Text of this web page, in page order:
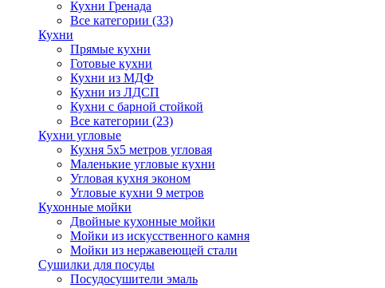
Кухни Гренада
Все категории (33)
Кухни
Прямые кухни
Готовые кухни
Кухни из МДФ
Кухни из ЛДСП
Кухни с барной стойкой
Все категории (23)
Кухни угловые
Кухня 5х5 метров угловая
Маленькие угловые кухни
Угловая кухня эконом
Угловые кухни 9 метров
Кухонные мойки
Двойные кухонные мойки
Мойки из искусственного камня
Мойки из нержавеющей стали
Сушилки для посуды
Посудосушители эмаль